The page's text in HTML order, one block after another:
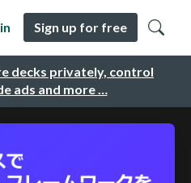
decks privately, control
ads and more …
Sign up for free